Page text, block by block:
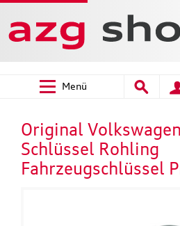
Menü
Original
Schlüssel Rohling
Fahrzeugschlüssel